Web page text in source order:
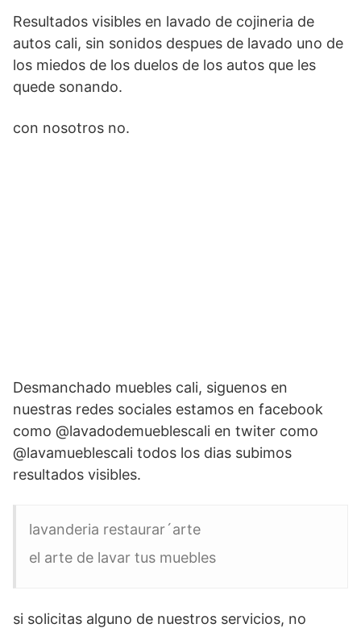
Resultados visibles en lavado de cojineria de
autos cali, sin sonidos despues de lavado uno de
los miedos de los duelos de los autos que les
quede sonando.
con nosotros no.
Desmanchado muebles cali, siguenos en
nuestras redes sociales estamos en facebook
como @lavadodemueblescali en twiter como
@lavamueblescali todos los dias subimos
resultados visibles.
lavanderia restaurar´arte
el arte de lavar tus muebles
si solicitas alguno de nuestros servicios, no